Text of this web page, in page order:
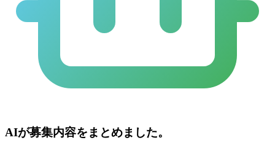
AIが募集内容をまとめました。